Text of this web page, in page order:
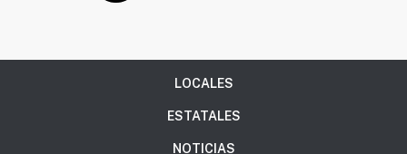
LOCALES
ESTATALES
NOTICIAS